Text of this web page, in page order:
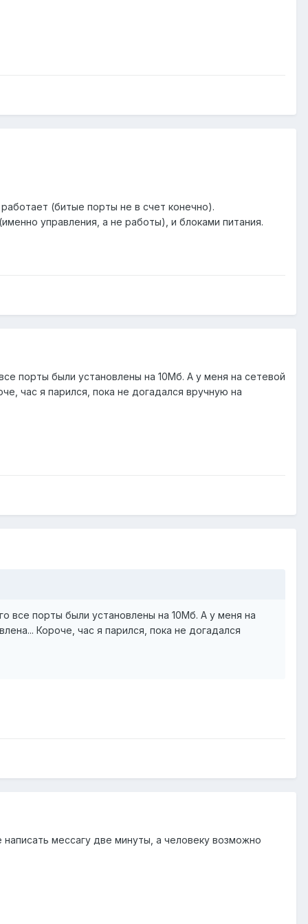
(битые порты не в счет конечно).
управления, а не работы), и блоками питания.
порты были установлены на 10Мб. А у меня на сетевой
час я парился, пока не догадался вручную на
все порты были установлены на 10Мб. А у меня на
Короче, час я парился, пока не догадался
мессагу две минуты, а человеку возможно